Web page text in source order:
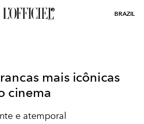
BRAZIL
mais icônicas
cinema
e atemporal